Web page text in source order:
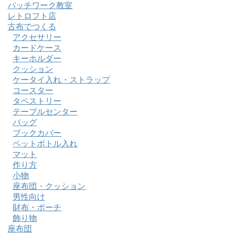
パッチワーク教室
レトロフト店
古布でつくる
アクセサリー
カードケース
キーホルダー
クッション
ケータイ入れ・ストラップ
コースター
タペストリー
テーブルセンター
バッグ
ブックカバー
ペットボトル入れ
マット
作り方
小物
座布団・クッション
男性向け
財布・ポーチ
飾り物
座布団